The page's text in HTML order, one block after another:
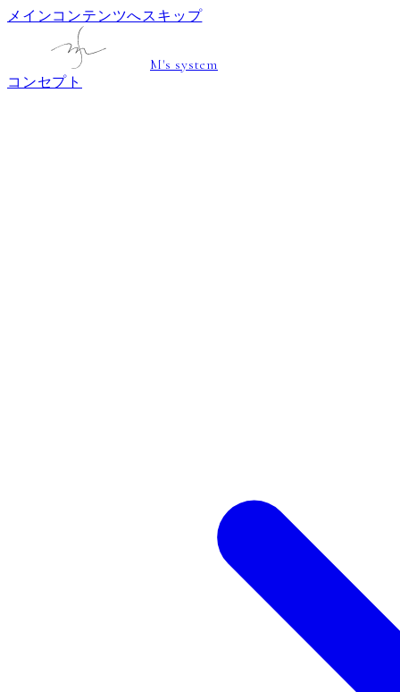
メインコンテンツへスキップ
M's system
コンセプト